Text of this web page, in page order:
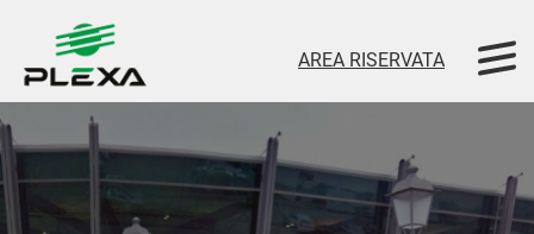
AREA RISERVATA